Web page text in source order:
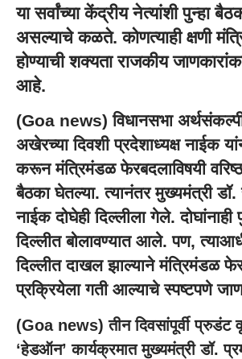
या सर्वांच्या केंद्रीय नेत्यांशी पुन्हा
असल्याचे कळते. कोणत्याही क्षणी
होण्याची शक्यता राजकीय
आहे.
(Goa news) विधानसभा
अखेरच्या दिवशी प्रदेशाध्यक्ष नाईक
करून मंत्रिमंडळ फेरबदलाविषयी
बैठका घेतल्या. त्यानंतर मुख्यमंत्री
नाईक दोघेही दिल्लीला गेले. दोघांनाही
दिल्लीत बोलावण्यात आले. पण,
दिल्लीत दाखल झाल्याने मंत्रिमंडळ
प्रक्रियेला गती आल्याचे स्पष्टपणे
(Goa news) तीन दिवसांपूर्वी प्रुडंट
‘हेडऑन’ कार्यक्रमात मुख्यमंत्री डॉ.